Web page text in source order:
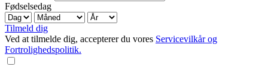
Fødselsedag
Tilmeld dig
Ved at tilmelde dig, accepterer du vores Servicevilkår og
Fortrolighedspolitik.